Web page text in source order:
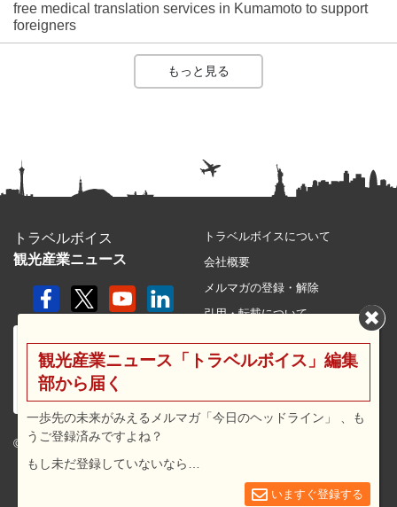
free medical translation services in Kumamoto to support
foreigners
もっと見る
トラベルボイス
観光産業ニュース
© 2026 travel voice.
トラベルボイスについて
会社概要
メルマガの登録・解除
引用・転載について
利用規約
広告メニュー・料金
観光産業ニュース「トラベルボイス」編集
部から届く
一歩先の未来がみえるメルマガ「今日のヘッドライン」 、も
うご登録済みですよね？
もし未だ登録していないなら…
いますぐ登録する